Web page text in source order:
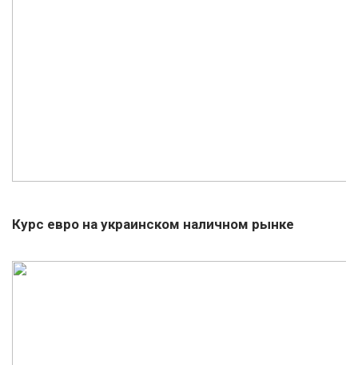
Курс евро на украинском наличном рынке